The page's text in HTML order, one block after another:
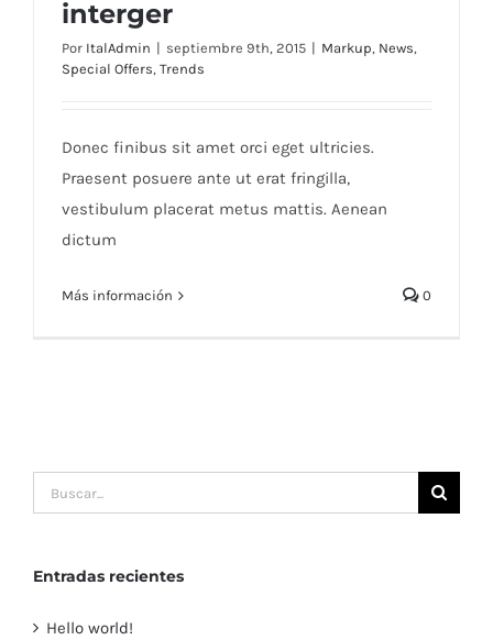
interger
Por ItalAdmin | septiembre 9th, 2015 | Markup, News,
Special Offers, Trends
Donec finibus sit amet orci eget ultricies.
Praesent posuere ante ut erat fringilla,
vestibulum placerat metus mattis. Aenean
dictum
Más información 0
Buscar:
Entradas recientes
Hello world!